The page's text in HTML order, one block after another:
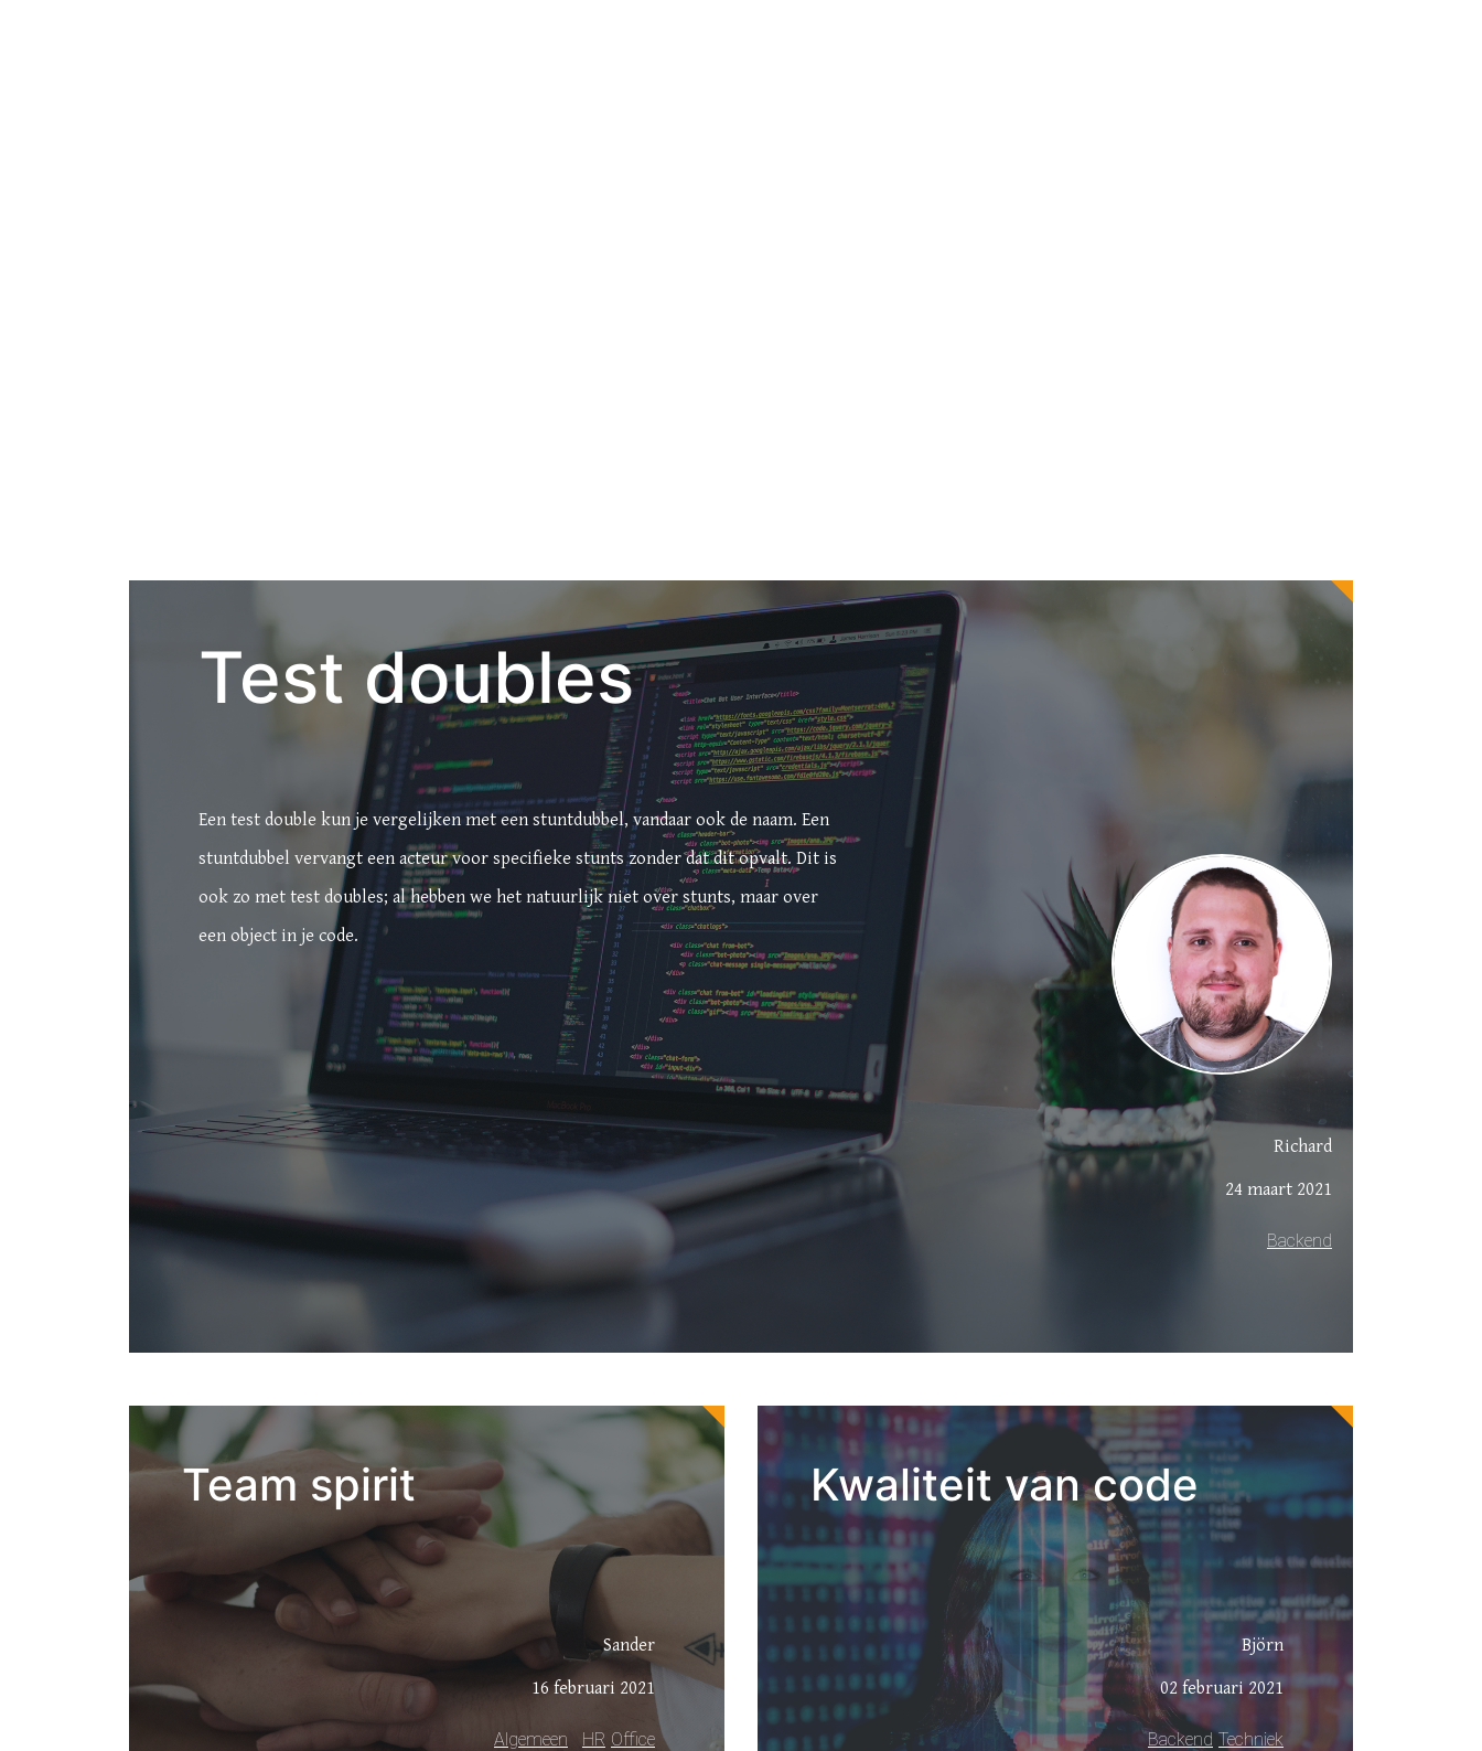
Test doubles
Een test double kun je vergelijken met een stuntdubbel, vandaar ook de naam. Een
stuntdubbel vervangt een acteur voor specifieke stunts zonder dat dit opvalt. Dit is
ook zo met test doubles; al hebben we het natuurlijk niet over stunts, maar over
een object in je code.
Richard
24 maart 2021
Backend
Team spirit
Sander
16 februari 2021
Algemeen HR Office
Kwaliteit van code
Björn
02 februari 2021
Backend Techniek